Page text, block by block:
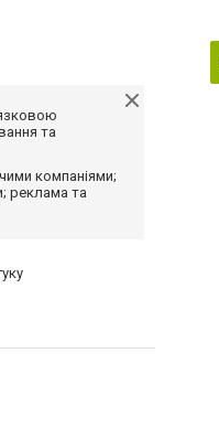
та
компаніями;
реклама та